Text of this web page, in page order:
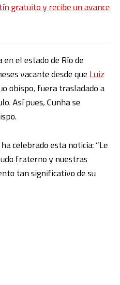
gratuito y recibe un avance
en el estado de Río de
vacante desde que Luiz
obispo, fuera trasladado a
Así pues, Cunha se
celebrado esta noticia: “Le
fraterno y nuestras
tan significativo de su